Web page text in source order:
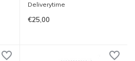
Deliverytime
€25,00